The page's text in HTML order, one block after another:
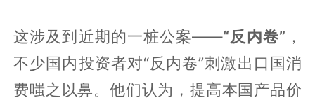
这涉及到近期的一桩公案——“反内卷” ，
不少国内投资者对“反内卷”刺激出口国消
费嗤之以鼻。他们认为，提高本国产品价